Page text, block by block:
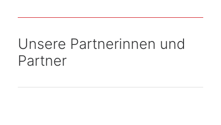
Unsere Partnerinnen und
Partner